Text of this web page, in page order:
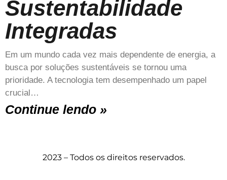
Sustentabilidade
Integradas
Em um mundo cada vez mais dependente de energia, a
busca por soluções sustentáveis se tornou uma
prioridade. A tecnologia tem desempenhado um papel
crucial…
Continue lendo »
2023 – Todos os direitos reservados.